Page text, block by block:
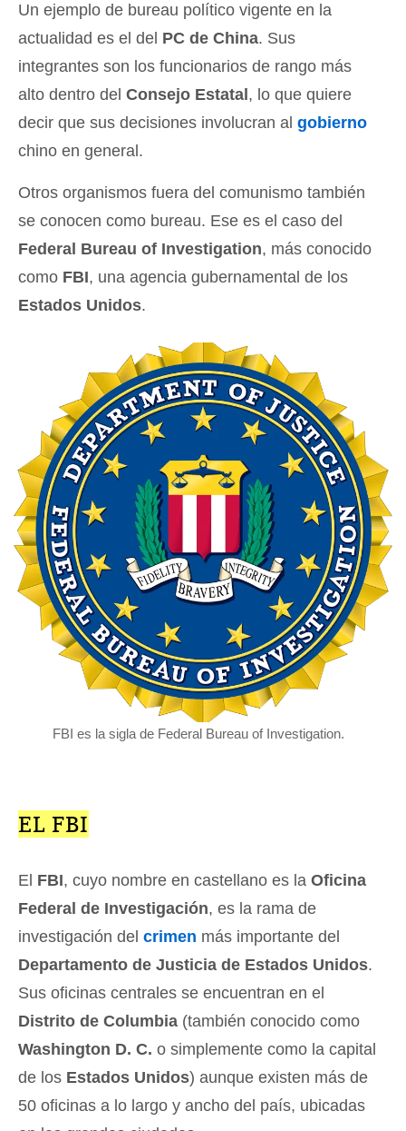
Un ejemplo de bureau político vigente en la
actualidad es el del PC de China. Sus
integrantes son los funcionarios de rango más
alto dentro del Consejo Estatal , lo que quiere
decir que sus decisiones involucran al gobierno
chino en general.
Otros organismos fuera del comunismo también
se conocen como bureau. Ese es el caso del
Federal Bureau of Investigation, más conocido
como FBI, una agencia gubernamental de los
Estados Unidos.
FBI es la sigla de Federal Bureau of Investigation.
EL FBI
El FBI, cuyo nombre en castellano es la Oficina
Federal de Investigación, es la rama de
investigación del crimen más importante del
Departamento de Justicia de Estados Unidos.
Sus oficinas centrales se encuentran en el
Distrito de Columbia (también conocido como
Washington D. C. o simplemente como la capital
de los Estados Unidos) aunque existen más de
50 oficinas a lo largo y ancho del país, ubicadas